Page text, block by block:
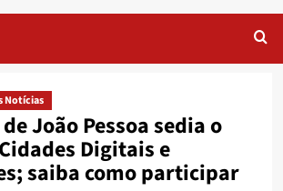
Notícias
João Pessoa sedia o
Digitais e
saiba como participar